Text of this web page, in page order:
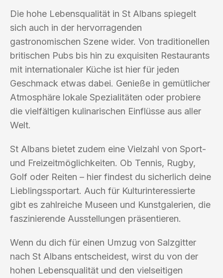
Die hohe Lebensqualität in St Albans spiegelt
sich auch in der hervorragenden
gastronomischen Szene wider. Von traditionellen
britischen Pubs bis hin zu exquisiten Restaurants
mit internationaler Küche ist hier für jeden
Geschmack etwas dabei. Genieße in gemütlicher
Atmosphäre lokale Spezialitäten oder probiere
die vielfältigen kulinarischen Einflüsse aus aller
Welt.
St Albans bietet zudem eine Vielzahl von Sport-
und Freizeitmöglichkeiten. Ob Tennis, Rugby,
Golf oder Reiten – hier findest du sicherlich deine
Lieblingssportart. Auch für Kulturinteressierte
gibt es zahlreiche Museen und Kunstgalerien, die
faszinierende Ausstellungen präsentieren.
Wenn du dich für einen Umzug von Salzgitter
nach St Albans entscheidest, wirst du von der
hohen Lebensqualität und den vielseitigen